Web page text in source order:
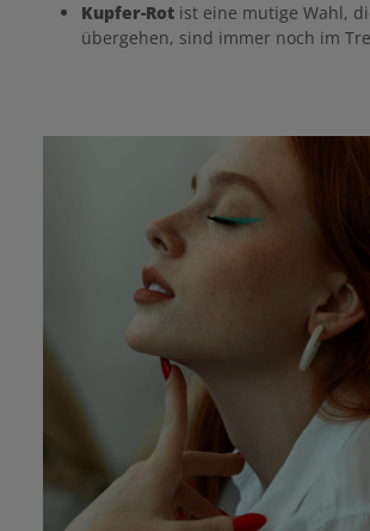
Kupfer-Rot ist eine mutige Wahl,
übergehen, sind immer noch im